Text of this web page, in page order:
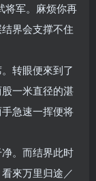
将军。麻烦你再
界会支撑不住
转眼便來到了
一米直径的湛
急速一挥便将
。而结界此时
來万里归途／